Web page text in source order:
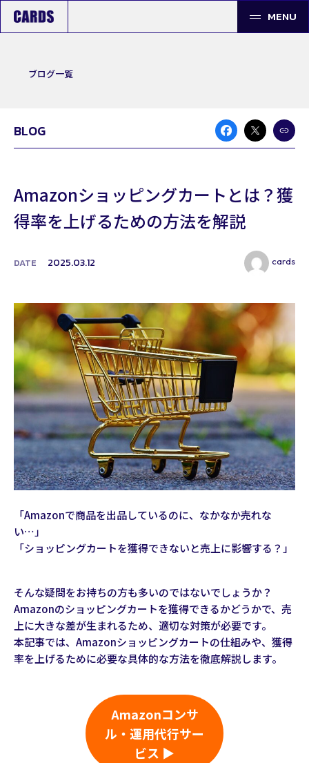
MENU
ブログ一覧
BLOG
Amazonショッピングカートとは？獲
得率を上げるための方法を解説
DATE 2025.03.12 cards
「Amazonで商品を出品しているのに、なかなか売れな
い…」
「ショッピングカートを獲得できないと売上に影響する？」
そんな疑問をお持ちの方も多いのではないでしょうか？
Amazonのショッピングカートを獲得できるかどうかで、売
上に大きな差が生まれるため、適切な対策が必要です。
本記事では、Amazonショッピングカートの仕組みや、獲得
率を上げるために必要な具体的な方法を徹底解説します。
Amazonコンサ
ル・運用代行サー
ビス ▶